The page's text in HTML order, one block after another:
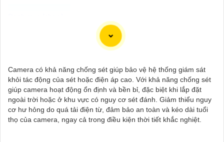
Dưới đây là 130 từ giới thiệu cho Camera 4K Siêu Sắc Nét:
"Camera 4K Siêu Sắc Nét là sự lựa chọn hoàn hảo cho việc
4K, bạn sẽ có những hình ảnh rõ nét, sống động và chi tiết.
Được trang bị công nghệ hiện đại, Camera này cung cấp hình
ảnh chất lượng ngay cả trong điều kiện ánh sáng yếu. 〘 Chú
trọn lớn nhất là tính năng ghi hình dài hạn và khả năng ghi đồng
thời nhiều góc quay giúp bạn bảo vệ nhà cửa và tài sản một
cách hiệu quả. Với thiết kế tiện lợi, dễ dàng lắp đặt và sử dụng,
Camera có khả năng chống sét giúp bảo vệ hệ thống giám sát
khỏi tác động của sét hoặc điện áp cao. Với khả năng chống sét
giúp camera hoạt động ổn định và bền bỉ, đặc biệt khi lắp đặt
ngoài trời hoặc ở khu vực có nguy cơ sét đánh. Giảm thiểu nguy
cơ hư hỏng do quá tải điện từ, đảm bảo an toàn và kéo dài tuổi
thọ của camera, ngay cả trong điều kiện thời tiết khắc nghiệt.